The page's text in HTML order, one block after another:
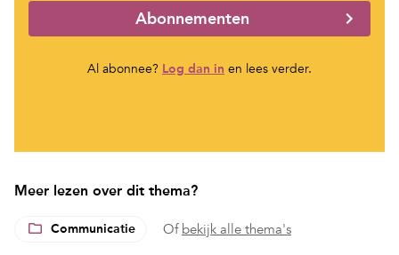
Abonnementen
Al abonnee? Log dan in en lees verder.
Meer lezen over dit thema?
Communicatie Of bekijk alle thema's